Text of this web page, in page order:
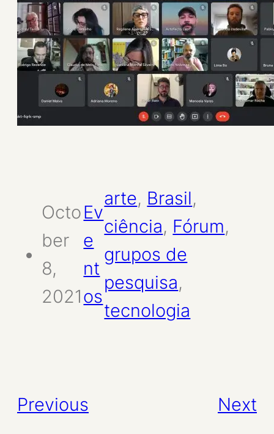
Octo
ber
8,
2021
Ev
e
nt
os
arte, Brasil
ciência, Fórum
grupos de
pesquisa
tecnologia
Previous Next